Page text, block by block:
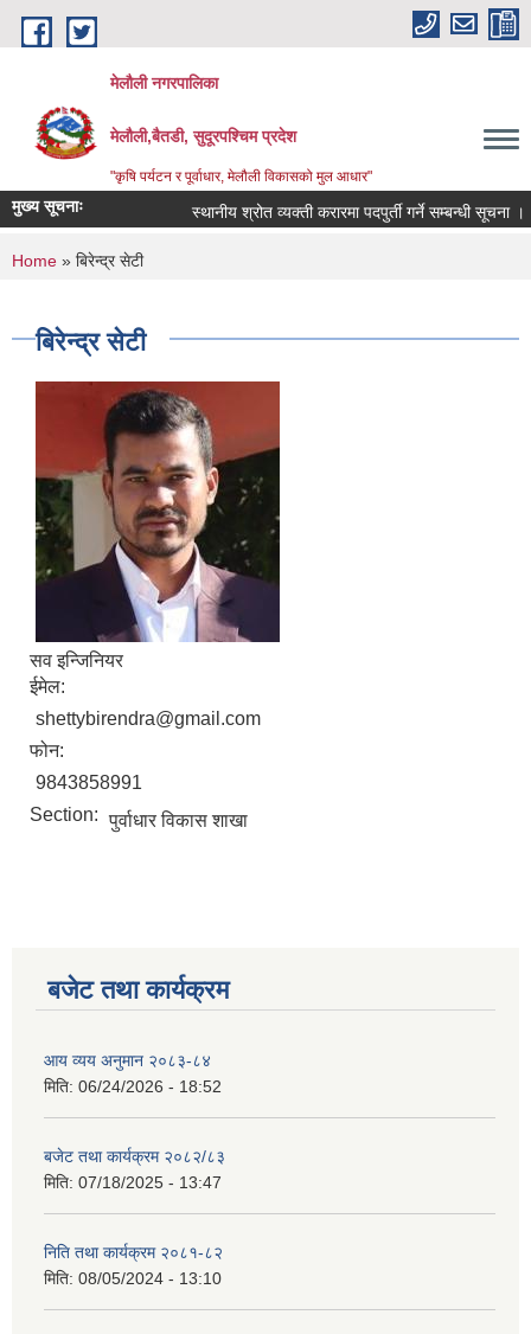
Skip to main content
मेलौली नगरपालिका
मेलौली,बैतडी, सुदूरपश्‍चिम प्रदेश
"कृषि पर्यटन र पूर्वाधार, मेलौली विकासको मुल आधार"
मुख्य सूचनाः स्थानीय श्रोत व्यक्ती करारमा पदपुर्ती गर्ने सम्बन्धी सूचना ।
You are here
Home » बिरेन्द्र सेटी
बिरेन्द्र सेटी
सव इन्जिनियर
ईमेल:
shettybirendra@gmail.com
फोन:
9843858991
Section: पुर्वाधार विकास शाखा
बजेट तथा कार्यक्रम
आय व्यय अनुमान २०८३-८४
मिति: 06/24/2026 - 18:52
बजेट तथा कार्यक्रम २०८२/८३
मिति: 07/18/2025 - 13:47
निति तथा कार्यक्रम २०८१-८२
मिति: 08/05/2024 - 13:10